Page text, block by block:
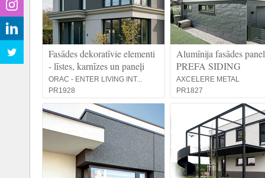
Fasādes dekoratīvie elementi
- līstes, karnīzes un paneļi
ORAC - ENTER LIVING INT...
PR1928
Alumīnija fasādes
PREFA SIDING
AXCELERE METAL
PR1827